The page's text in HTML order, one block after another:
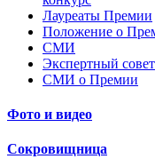
Лауреаты Премии
Положение о
СМИ
Экспертный совет
СМИ о Премии
Фото и видео
Сокровищница